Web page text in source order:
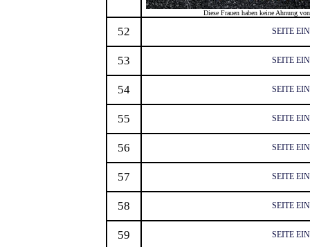
Diese Frauen haben keine Ahnung
52 SEITE
53 SEITE
54 SEITE
55 SEITE
56 SEITE
57 SEITE
58 SEITE
59 SEITE